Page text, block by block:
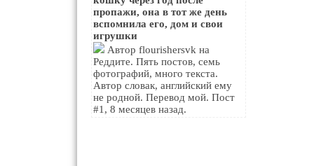
пропажи, она в тот же день
вспомнила его, дом и свои
игрушки
Реддите. Пять постов, семь
фотографий, много текста.
Автор словак, английский ему
не родной. Перевод мой. Пост
#1, 8 месяцев назад.